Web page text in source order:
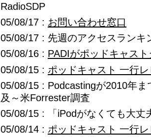
RadioSDP
05/08/17 : お問い合わせ窓口
05/08/17 : 先週のアクセスランキ
05/08/16 : PADIがポッドキャス
05/08/15 : ポッドキャスト 一行
05/08/15 : Podcastingが2010年
及～米Forrester調査
05/08/15 : 「iPodがなくても大丈
05/08/14 : ポッドキャスト 一行